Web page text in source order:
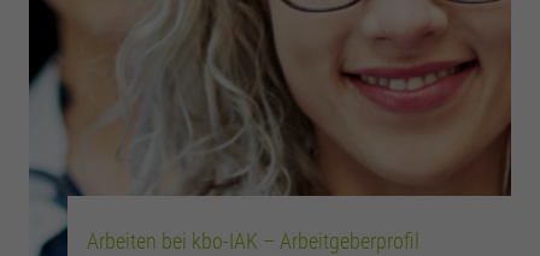
Arbeiten bei kbo-IAK – Arbeitgeberprofil